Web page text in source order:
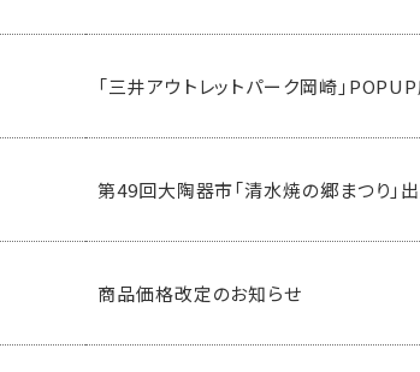
「三井アウトレットパーク岡崎」
第49回大陶器市「清水焼の郷まつり」
商品価格改定のお知らせ